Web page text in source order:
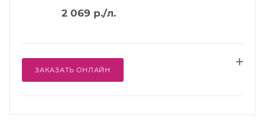
2 069 р./л.
ЗАКАЗАТЬ ОНЛАЙН